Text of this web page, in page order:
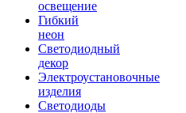
освещение
Гибкий
неон
Светодиодный
декор
Электроустановочные
изделия
Светодиоды